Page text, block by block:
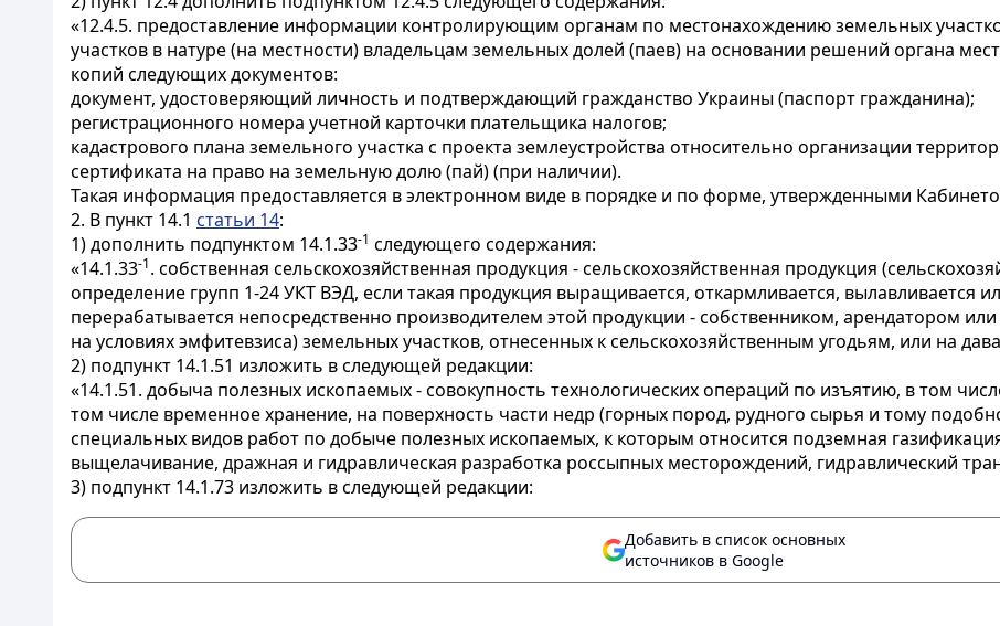
«12.4.5. предоставление информации контролирующим органам по местонахождению земельных
участков в натуре (на местности) владельцам земельных долей (паев) на основании решений органа
копий следующих документов:
документ, удостоверяющий личность и подтверждающий гражданство Украины (паспорт гражданина);
регистрационного номера учетной карточки плательщика налогов;
кадастрового плана земельного участка с проекта землеустройства относительно организации
сертификата на право на земельную долю (пай) (при наличии).
Такая информация предоставляется в электронном виде в порядке и по форме, утвержденными
2. В пункт 14.1 статьи 14:
1) дополнить подпунктом 14.1.33-1 следующего содержания:
«14.1.33-1. собственная сельскохозяйственная продукция - сельскохозяйственная продукция
определение групп 1-24 УКТ ВЭД, если такая продукция выращивается, откармливается, вылавливается
перерабатывается непосредственно производителем этой продукции - собственником, арендатором
на условиях эмфитевзиса) земельных участков, отнесенных к сельскохозяйственным угодьям, или на
2) подпункт 14.1.51 изложить в следующей редакции:
«14.1.51. добыча полезных ископаемых - совокупность технологических операций по изъятию, в том
том числе временное хранение, на поверхность части недр (горных пород, рудного сырья и тому
специальных видов работ по добыче полезных ископаемых, к которым относится подземная
выщелачивание, дражная и гидравлическая разработка россыпных месторождений, гидравлический
3) подпункт 14.1.73 изложить в следующей редакции:
Добавить в список основных
источников в Google